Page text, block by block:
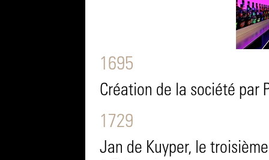
1695
Création de la société par
1729
Jan de Kuyper, le